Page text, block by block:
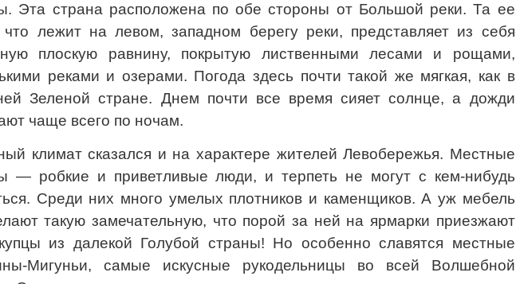
Эта страна расположена по обе стороны от Большой реки. Та ее
что лежит на левом, западном берегу реки, представляет из себя
плоскую равнину, покрытую лиственными лесами и рощами,
реками и озерами. Погода здесь почти такой же мягкая, как в
Зеленой стране. Днем почти все время сияет солнце, а дожди
чаще всего по ночам.
климат сказался и на характере жителей Левобережья. Местные
— робкие и приветливые люди, и терпеть не могут с кем-нибудь
Среди них много умелых плотников и каменщиков. А уж мебель
такую замечательную, что порой за ней на ярмарки приезжают
из далекой Голубой страны! Но особенно славятся местные
Мигуньи, самые искусные рукодельницы во всей Волшебной